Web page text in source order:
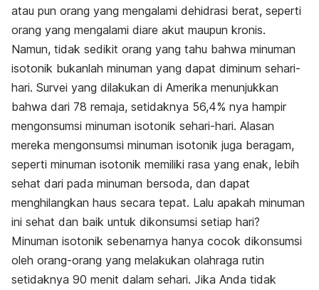
atau pun orang yang mengalami dehidrasi berat, seperti
orang yang mengalami diare akut maupun kronis.
Namun, tidak sedikit orang yang tahu bahwa minuman
isotonik bukanlah minuman yang dapat diminum sehari-
hari. Survei yang dilakukan di Amerika menunjukkan
bahwa dari 78 remaja, setidaknya 56,4% nya hampir
mengonsumsi minuman isotonik sehari-hari. Alasan
mereka mengonsumsi minuman isotonik juga beragam,
seperti minuman isotonik memiliki rasa yang enak, lebih
sehat dari pada minuman bersoda, dan dapat
menghilangkan haus secara tepat. Lalu apakah minuman
ini sehat dan baik untuk dikonsumsi setiap hari?
Minuman isotonik sebenarnya hanya cocok dikonsumsi
oleh orang-orang yang melakukan olahraga rutin
setidaknya 90 menit dalam sehari. Jika Anda tidak